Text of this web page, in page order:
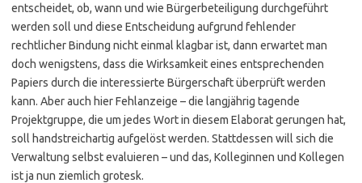
entscheidet, ob, wann und wie Bürgerbeteiligung durchgeführt
werden soll und diese Entscheidung aufgrund fehlender
rechtlicher Bindung nicht einmal klagbar ist, dann erwartet man
doch wenigstens, dass die Wirksamkeit eines entsprechenden
Papiers durch die interessierte Bürgerschaft überprüft werden
kann. Aber auch hier Fehlanzeige – die langjährig tagende
Projektgruppe, die um jedes Wort in diesem Elaborat gerungen hat,
soll handstreichartig aufgelöst werden. Stattdessen will sich die
Verwaltung selbst evaluieren – und das, Kolleginnen und Kollegen
ist ja nun ziemlich grotesk.